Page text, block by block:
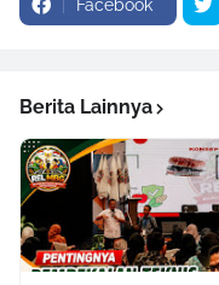
Facebook
Berita Lainnya